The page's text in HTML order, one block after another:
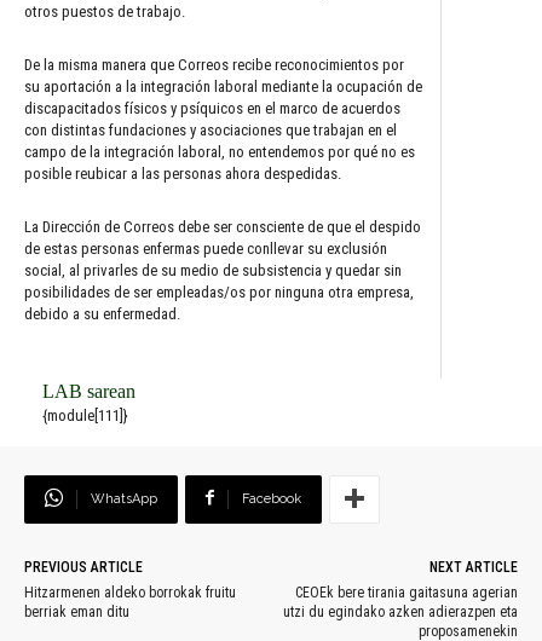
otros puestos de trabajo.
De la misma manera que Correos recibe reconocimientos por
su aportación a la integración laboral mediante la ocupación de
discapacitados físicos y psíquicos en el marco de acuerdos
con distintas fundaciones y asociaciones que trabajan en el
campo de la integración laboral, no entendemos por qué no es
posible reubicar a las personas ahora despedidas.
La Dirección de Correos debe ser consciente de que el despido
de estas personas enfermas puede conllevar su exclusión
social, al privarles de su medio de subsistencia y quedar sin
posibilidades de ser empleadas/os por ninguna otra empresa,
debido a su enfermedad.
LAB sarean
{module[111]}
WhatsApp Facebook
PREVIOUS ARTICLE
Hitzarmenen aldeko borrokak fruitu
berriak eman ditu
NEXT ARTICLE
CEOEk bere tirania gaitasuna agerian
utzi du egindako azken adierazpen eta
proposamenekin